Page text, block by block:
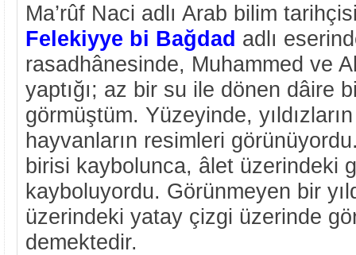
Ma’rûf Naci adlı Arab bilim
Felekiyye bi Bağdad adlı
rasadhânesinde, Muhammed ve
yaptığı; az bir su ile dönen dâire
görmüştüm. Yüzeyinde,
hayvanların resimleri
birisi kaybolunca, âlet üzerindeki
kayboluyordu. Görünmeyen bir
üzerindeki yatay çizgi üzerinde
demektedir.